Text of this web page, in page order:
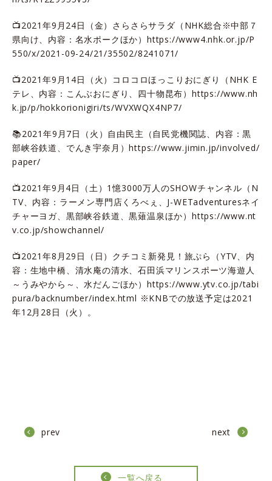
📺2021年9月24日（金）さらさらサラダ（NHK総合※中部７
県向け、内容：名水ポークほか） https://www4.nhk.or.jp/P
550/x/2021-09-24/21/35502/8241071/
📺2021年9月14日（火）コロコロほっこりおにぎり（NHK E
テレ、内容：こんぶおにぎり、四十物昆布） https://www.nh
k.jp/p/hokkorionigiri/ts/WVXWQX4NP7/
📚2021年9月7日（火）自由民主（自民党機関誌、内容：黒
部峡谷鉄道、でんき宇奈月）https://www.jimin.jp/involved/
paper/
📺2021年9月4日（土）1憶3000万人のSHOWチャンネル（N
TV、内容：ラーメン専門店くろべぇ、J-WETadventuresネイ
チャーヨガ、黒部峡谷鉄道、黒薙温泉ほか）https://www.nt
v.co.jp/showchannel/
📺2021年8月29日（日）クチコミ新発見！旅ぷら（YTV、内
容：生地中橋、清水庵の清水、石田浜マリンスポーツ海遊人
～うみやから～、水だんごほか）https://www.ytv.co.jp/tabi
pura/backnumber/index.html ※KNBでの放送予定は2021
年12月28日（火）。
prev next
一覧へ戻る